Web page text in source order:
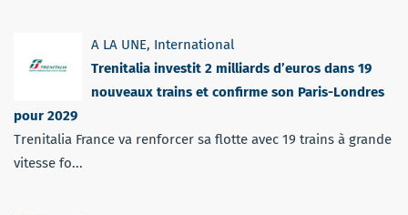
A LA UNE, International
Trenitalia investit 2 milliards d’euros dans 19
nouveaux trains et confirme son Paris-Londres
pour 2029
Trenitalia France va renforcer sa flotte avec 19 trains à grande
vitesse fo...